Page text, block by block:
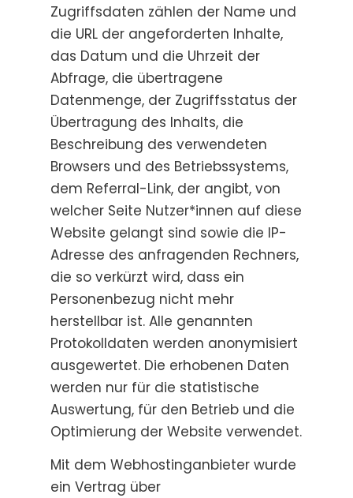
Zugriffsdaten zählen der Name und
die URL der angeforderten Inhalte,
das Datum und die Uhrzeit der
Abfrage, die übertragene
Datenmenge, der Zugriffsstatus der
Übertragung des Inhalts, die
Beschreibung des verwendeten
Browsers und des Betriebssystems,
dem Referral-Link, der angibt, von
welcher Seite Nutzer*innen auf diese
Website gelangt sind sowie die IP-
Adresse des anfragenden Rechners,
die so verkürzt wird, dass ein
Personenbezug nicht mehr
herstellbar ist. Alle genannten
Protokolldaten werden anonymisiert
ausgewertet. Die erhobenen Daten
werden nur für die statistische
Auswertung, für den Betrieb und die
Optimierung der Website verwendet.
Mit dem Webhostinganbieter wurde
ein Vertrag über